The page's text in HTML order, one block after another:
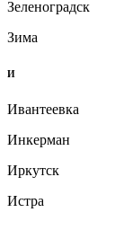
Зеленоградск
Зима
И
Ивантеевка
Инкерман
Иркутск
Истра